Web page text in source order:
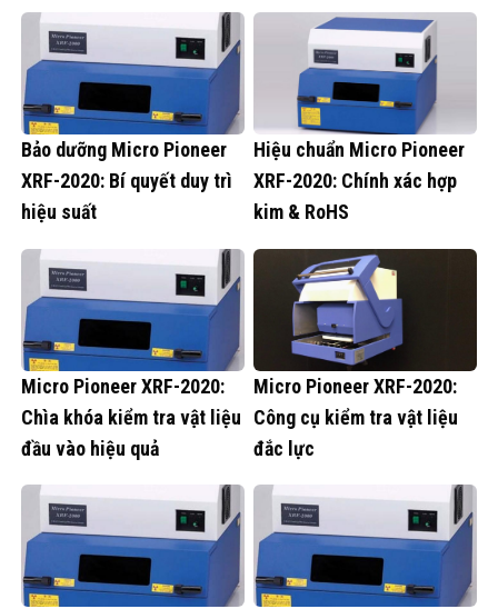
Bảo dưỡng Micro Pioneer
XRF-2020: Bí quyết duy trì
hiệu suất
Hiệu chuẩn Micro Pioneer
XRF-2020: Chính xác hợp
kim & RoHS
Micro Pioneer XRF-2020:
Chìa khóa kiểm tra vật liệu
đầu vào hiệu quả
Micro Pioneer XRF-2020:
Công cụ kiểm tra vật liệu
đắc lực